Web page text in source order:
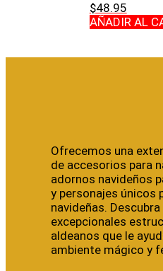
$48.95
AÑADIR AL
Ofrecemos una
de accesorios para
adornos navideños
y personajes únicos
navideñas.
excepcionales
aldeanos que le
ambiente mágico y